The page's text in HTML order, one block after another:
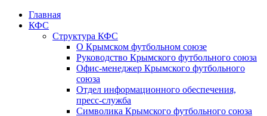
Главная
КФС
Структура КФС
О Крымском футбольном союзе
Руководство Крымского футбольного союза
Офис-менеджер Крымского футбольного
союза
Отдел информационного обеспечения,
пресс-служба
Символика Крымского футбольного союза